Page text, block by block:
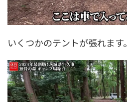
いくつかのテントが張れます。